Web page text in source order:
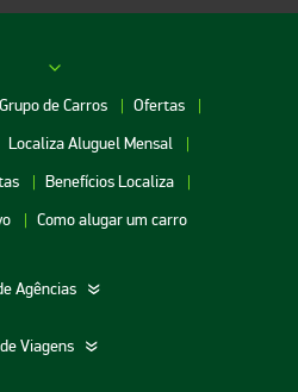
Grupo de Carros
Ofertas
Localiza Aluguel Mensal
Benefícios Localiza
Como alugar um carro
Agências
Viagens